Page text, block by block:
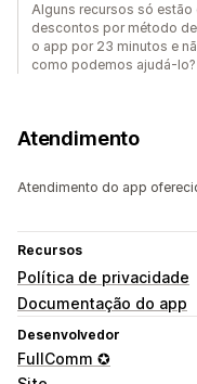
Alguns recursos só
descontos por método
o app por 23 minutos e
como podemos ajudá-lo?
Atendimento
Atendimento do app
Recursos
Política de privacidade
Documentação do app
Desenvolvedor
FullComm ✪